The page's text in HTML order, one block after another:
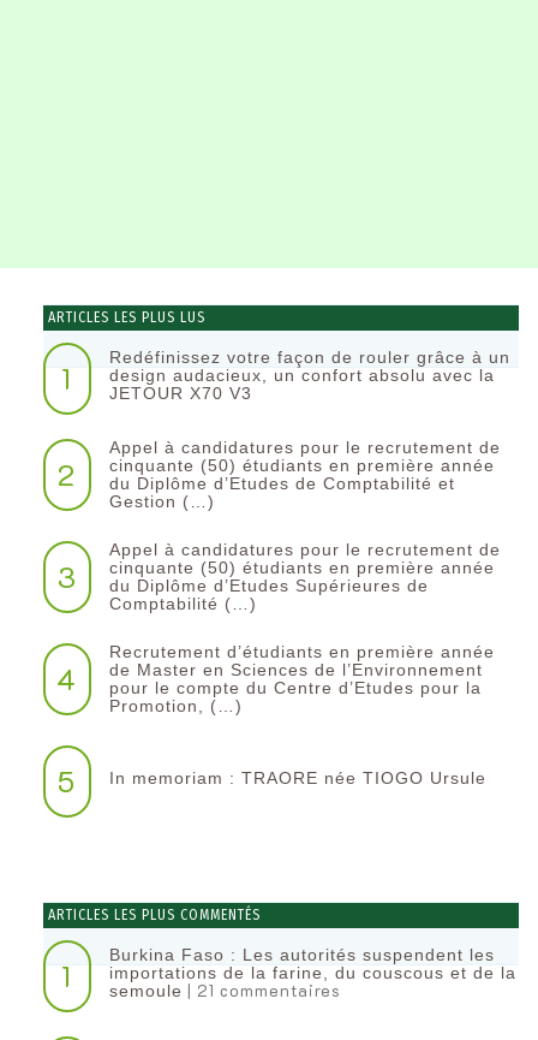
ARTICLES LES PLUS LUS
1
Redéfinissez votre façon de rouler grâce à un
design audacieux, un confort absolu avec la
JETOUR X70 V3
2
Appel à candidatures pour le recrutement de
cinquante (50) étudiants en première année
du Diplôme d’Etudes de Comptabilité et
Gestion (…)
3
Appel à candidatures pour le recrutement de
cinquante (50) étudiants en première année
du Diplôme d’Etudes Supérieures de
Comptabilité (…)
4
Recrutement d’étudiants en première année
de Master en Sciences de l’Environnement
pour le compte du Centre d’Etudes pour la
Promotion, (…)
5 In memoriam : TRAORE née TIOGO Ursule
ARTICLES LES PLUS COMMENTÉS
1
Burkina Faso : Les autorités suspendent les
importations de la farine, du couscous et de la
semoule | 21 commentaires